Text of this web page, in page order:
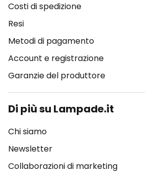
Costi di spedizione
Resi
Metodi di pagamento
Account e registrazione
Garanzie del produttore
Di più su Lampade.it
Chi siamo
Newsletter
Collaborazioni di marketing